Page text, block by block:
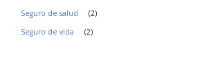
Seguro de salud
(2)
Seguro de vida
(2)